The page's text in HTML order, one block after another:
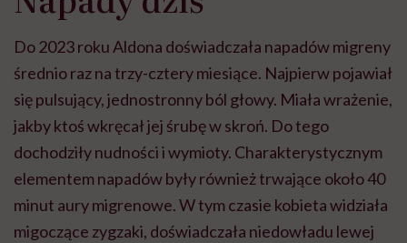
Do 2023 roku Aldona doświadczała napadów migreny
średnio raz na trzy-cztery miesiące. Najpierw pojawiał
się pulsujący, jednostronny ból głowy. Miała wrażenie,
jakby ktoś wkręcał jej śrubę w skroń. Do tego
dochodziły nudności i wymioty. Charakterystycznym
elementem napadów były również trwające około 40
minut aury migrenowe. W tym czasie kobieta widziała
migoczące zygzaki, doświadczała niedowładu lewej